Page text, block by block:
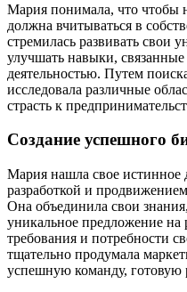
Мария понимала, что чтобы
должна вчитываться в
стремилась развивать свои
улучшать навыки,
деятельностью. Путем
исследовала различные
страсть к
Создание успешного
Мария нашла свое истинное
разработкой и
Она объединила свои
уникальное предложение
требования и потребности
тщательно продумала
успешную команду, готовую